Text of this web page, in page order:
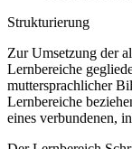
Strukturierung
Zur Umsetzung der
Lernbereiche
muttersprachlicher
Lernbereiche
eines verbundenen,